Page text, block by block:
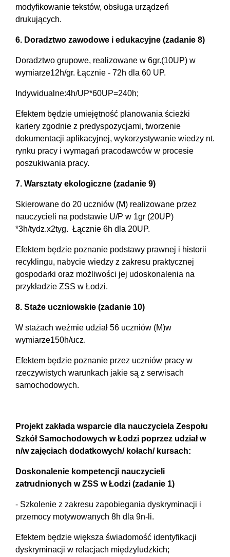
modyfikowanie tekstów, obsługa urządzeń
drukujących.
6. Doradztwo zawodowe i edukacyjne (zadanie 8)
Doradztwo grupowe, realizowane w 6gr.(10UP) w
wymiarze12h/gr. Łącznie - 72h dla 60 UP.
Indywidualne:4h/UP*60UP=240h;
Efektem będzie umiejętność planowania ścieżki
kariery zgodnie z predyspozycjami, tworzenie
dokumentacji aplikacyjnej, wykorzystywanie wiedzy nt.
rynku pracy i wymagań pracodawców w procesie
poszukiwania pracy.
7. Warsztaty ekologiczne (zadanie 9)
Skierowane do 20 uczniów (M) realizowane przez
nauczycieli na podstawie U/P w 1gr (20UP)
*3h/tydz.x2tyg. Łącznie 6h dla 20UP.
Efektem będzie poznanie podstawy prawnej i historii
recyklingu, nabycie wiedzy z zakresu praktycznej
gospodarki oraz możliwości jej udoskonalenia na
przykładzie ZSS w Łodzi.
8. Staże uczniowskie (zadanie 10)
W stażach weźmie udział 56 uczniów (M)w
wymiarze150h/ucz.
Efektem będzie poznanie przez uczniów pracy w
rzeczywistych warunkach jakie są z serwisach
samochodowych.
Projekt zakłada wsparcie dla nauczyciela Zespołu
Szkół Samochodowych w Łodzi poprzez udział w
n/w zajęciach dodatkowych/ kołach/ kursach:
Doskonalenie kompetencji nauczycieli
zatrudnionych w ZSS w Łodzi (zadanie 1)
- Szkolenie z zakresu zapobiegania dyskryminacji i
przemocy motywowanych 8h dla 9n-li.
Efektem będzie większa świadomość identyfikacji
dyskryminacji w relacjach międzyludzkich;